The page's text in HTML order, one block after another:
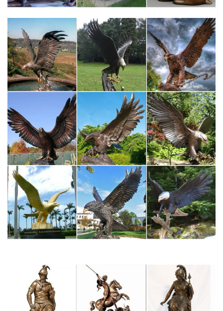
Репертуар театров в Санкт-Петербурге.Яндекс.Афиша
собирает предложения разных продавцов на одной схеме
зала и рекомендует лучшие места в каждой ценовой
категории.
Теракт в Санкт-Петербурге. Подробные данные на 30
декабря…
Напомним, вечером 27 декабря в одном из магазинов
торговой сети "Перекресток" на Кондратьевском проспекте в
Санкт-Петербурге прогремел взрыв. Террористическая
организация ИГИЛ (запрещена в РФ)…
bit.picskids.ru/page/445
ТОП-15 лучших пород собак для детей
Собака очень умная, добрая, терпеливая и верная, любит
играть с детьми, относится к ним с нежностью.Мопс –
маленькая собачка, но большая личность.Могут составить
детям компанию, отдыхая на диване, иногда играют и в
подвижные игры.
вакансии.
Купить комнату | Санкт-Петербург, цены на недвижимость,
купить…